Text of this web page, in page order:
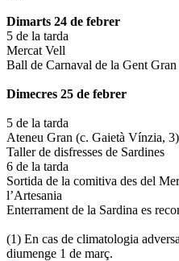
Dimarts 24 de febrer
5 de la tarda
Mercat Vell
Ball de Carnaval de la Gent Gran
Dimecres 25 de febrer
5 de la tarda
Ateneu Gran (c. Gaietà Vínzia, 3)
Taller de disfresses de Sardines
6 de la tarda
Sortida de la comitiva des del
l’Artesania
Enterrament de la Sardina es
(1) En cas de climatologia
diumenge 1 de març.